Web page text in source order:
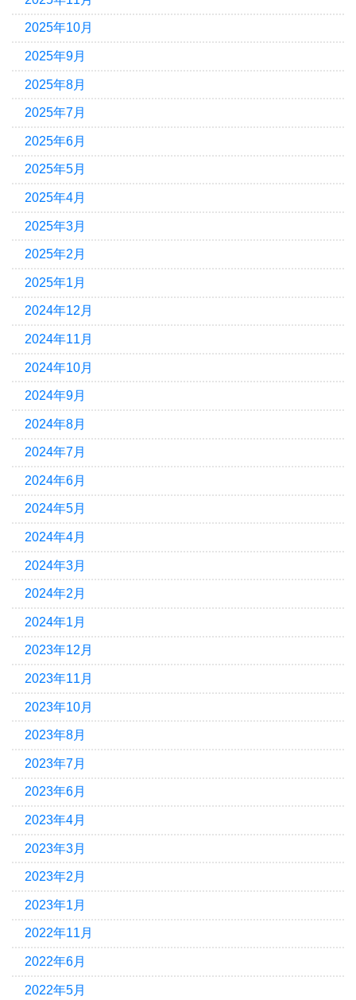
2025年10月
2025年9月
2025年8月
2025年7月
2025年6月
2025年5月
2025年4月
2025年3月
2025年2月
2025年1月
2024年12月
2024年11月
2024年10月
2024年9月
2024年8月
2024年7月
2024年6月
2024年5月
2024年4月
2024年3月
2024年2月
2024年1月
2023年12月
2023年11月
2023年10月
2023年8月
2023年7月
2023年6月
2023年4月
2023年3月
2023年2月
2023年1月
2022年11月
2022年6月
2022年5月